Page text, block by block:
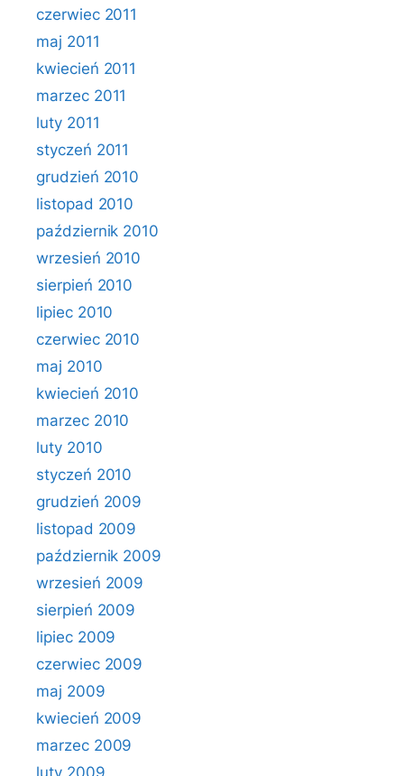
czerwiec 2011
maj 2011
kwiecień 2011
marzec 2011
luty 2011
styczeń 2011
grudzień 2010
listopad 2010
październik 2010
wrzesień 2010
sierpień 2010
lipiec 2010
czerwiec 2010
maj 2010
kwiecień 2010
marzec 2010
luty 2010
styczeń 2010
grudzień 2009
listopad 2009
październik 2009
wrzesień 2009
sierpień 2009
lipiec 2009
czerwiec 2009
maj 2009
kwiecień 2009
marzec 2009
luty 2009